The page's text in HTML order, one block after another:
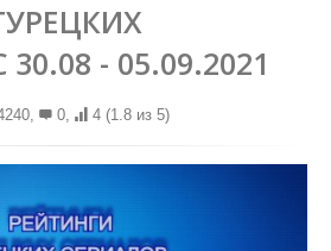
- 05.09.2021
0, 4 (1.8 из 5)